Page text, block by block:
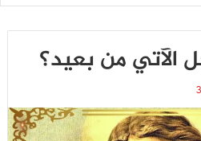
الآتي من بعيد؟